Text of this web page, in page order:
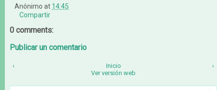
Anónimo at 14:45
Compartir
0 comments:
Publicar un comentario
‹ ›
Inicio
Ver versión web